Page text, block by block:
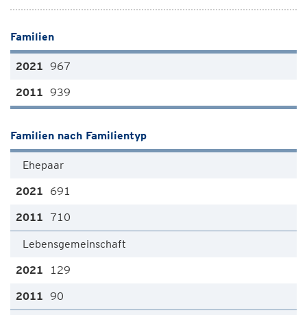
Familien
967
939
Familien nach Familientyp
Ehepaar
691
710
Lebensgemeinschaft
129
90